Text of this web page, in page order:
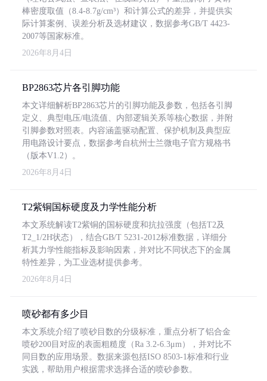
棒密度取值（8.4-8.7g/cm³）和计算公式的差异，并提供实
际计算案例、误差分析及选材建议，数据参考GB/T 4423-
2007等国家标准。
2026年8月4日
BP2863芯片各引脚功能
本文详细解析BP2863芯片的引脚功能及参数，包括各引脚
定义、典型电压/电流值、内部逻辑关系等核心数据，并附
引脚参数对照表。内容涵盖驱动配置、保护机制及典型应
用电路设计要点，数据参考自杭州士兰微电子官方规格书
（版本V1.2）。
2026年8月4日
T2紫铜国标硬度及力学性能分析
本文系统解读T2紫铜的国标硬度和抗拉强度（包括T2及
T2_1/2H状态），结合GB/T 5231-2012标准数据，详细分
析其力学性能指标及影响因素，并对比不同状态下的金属
特性差异，为工业选材提供参考。
2026年8月4日
喷砂都有多少目
本文系统介绍了喷砂目数的分级标准，重点分析了铝合金
喷砂200目对应的表面粗糙度（Ra 3.2-6.3μm），并对比不
同目数的应用场景。数据来源包括ISO 8503-1标准和行业
实践，帮助用户根据需求选择合适的喷砂参数。